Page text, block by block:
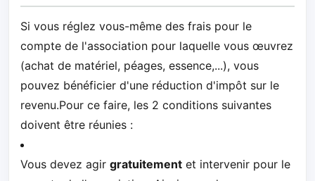
Si vous réglez vous-même des frais pour le
compte de l'association pour laquelle vous œuvrez
(achat de matériel, péages, essence,...), vous
pouvez bénéficier d'une réduction d'impôt sur le
revenu.Pour ce faire, les 2 conditions suivantes
doivent être réunies :
Vous devez agir gratuitement et intervenir pour le